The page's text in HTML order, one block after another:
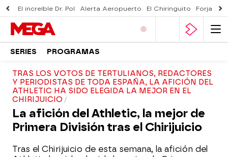
El increíble Dr. Pol Alerta Aeropuerto El Chiringuito Forjado
SERIES PROGRAMAS
TRAS LOS VOTOS DE TERTULIANOS, REDACTORES
Y PERIODISTAS DE TODA ESPAÑA, LA AFICIÓN DEL
ATHLETIC HA SIDO ELEGIDA LA MEJOR EN EL
CHIRIJUICIO
La afición del Athletic, la mejor de
Primera División tras el Chirijuicio
Tras el Chirijuicio de esta semana, la afición del